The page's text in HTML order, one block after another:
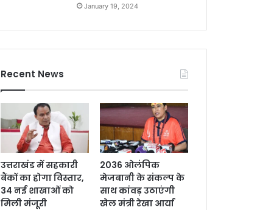
January 19, 2024
Recent News
उत्तराखंड में सहकारी
बैंकों का होगा विस्तार,
34 नई शाखाओं को
मिली मंजूरी
2036 ओलंपिक
मेजबानी के संकल्प के
साथ कांवड़ उठाएंगी
खेल मंत्री रेखा आर्या